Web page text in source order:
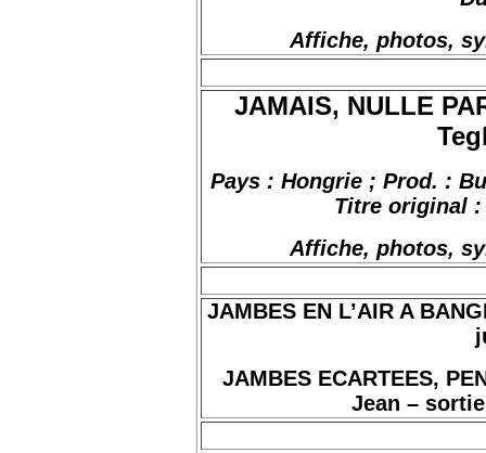
Affiche, photos,
JAMAIS, NULLE
Pays : Hongrie ; Prod. :
Titre original
Affiche, photos,
JAMBES EN L’AIR A
JAMBES ECARTEES,
Jean –